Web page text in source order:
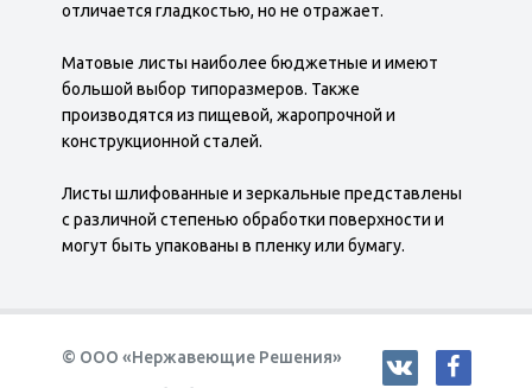
отличается гладкостью, но не отражает.
Матовые листы наиболее бюджетные и имеют
большой выбор типоразмеров. Также
производятся из пищевой, жаропрочной и
конструкционной сталей.
Листы шлифованные и зеркальные представлены
с различной степенью обработки поверхности и
могут быть упакованы в пленку или бумагу.
© ООО «Нержавеющие Решения»